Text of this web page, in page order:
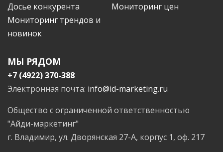
Досье конкурента
Мониторинг цен
Мониторинг трендов и
новинок
МЫ РЯДОМ
+7 (4922) 370-388
Электронная почта: info@id-marketing.ru
Общество с ограниченной ответственностью
"Айди-маркетинг"
г. Владимир, ул. Дворянская 27-А, корпус 1, оф. 217